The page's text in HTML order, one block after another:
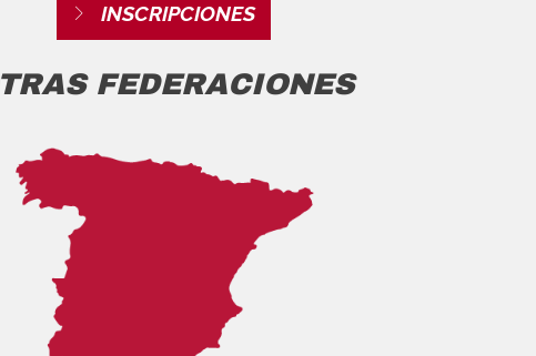
INSCRIPCIONES
FEDERACIONES